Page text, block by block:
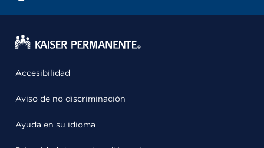
Accesibilidad
Aviso de no discriminación
Ayuda en su idioma